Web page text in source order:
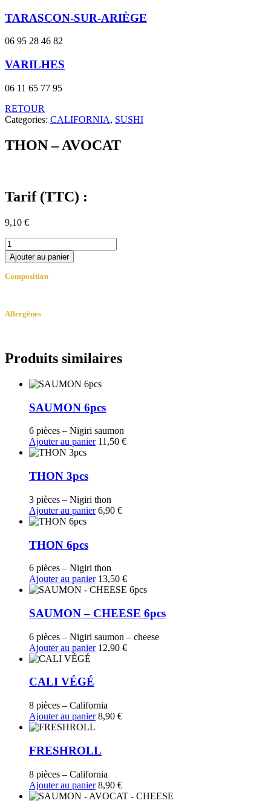
TARASCON-SUR-ARIÈGE
06 95 28 46 82
VARILHES
06 11 65 77 95
RETOUR
Categories: CALIFORNIA, SUSHI
THON – AVOCAT
Tarif (TTC) :
9,10 €
quantité
de
THON
-
Ajouter au panier
Composition
Allergènes
Produits similaires
SAUMON 6pcs
6 pièces – Nigiri saumon
Ajouter au panier 11,50 €
THON 3pcs
3 pièces – Nigiri thon
Ajouter au panier 6,90 €
THON 6pcs
6 pièces – Nigiri thon
Ajouter au panier 13,50 €
SAUMON – CHEESE 6pcs
6 pièces – Nigiri saumon – cheese
Ajouter au panier 12,90 €
CALI VÉGÉ
8 pièces – California
Ajouter au panier 8,90 €
FRESHROLL
8 pièces – California
Ajouter au panier 8,90 €